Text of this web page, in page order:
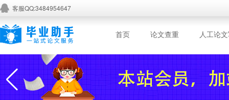
客服QQ:3484954647
首页 论文查重 人工论